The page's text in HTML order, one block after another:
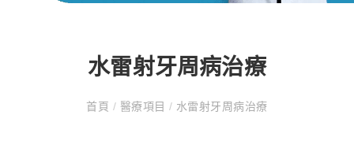
水雷射牙周病治療
首頁 / 醫療項目 / 水雷射牙周病治療